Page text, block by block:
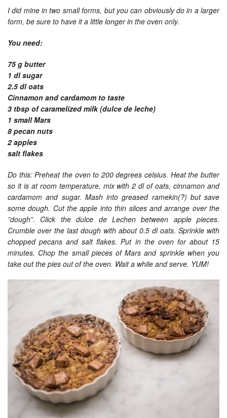
I did mine in two small forms, but you can obviously do in a larger
form, be sure to have it a little longer in the oven only.
You need:
75 g butter
1 dl sugar
2.5 dl oats
Cinnamon and cardamom to taste
3 tbsp of caramelized milk (dulce de leche)
1 small Mars
8 pecan nuts
2 apples
salt flakes
Do this: Preheat the oven to 200 degrees celsius. Heat the butter
so it is at room temperature, mix with 2 dl of oats, cinnamon and
cardamom and sugar. Mash into greased ramekin(?) but save
some dough. Cut the apple into thin slices and arrange over the
”dough”. Click the dulce de Lechen between apple pieces.
Crumble over the last dough with about 0.5 dl oats. Sprinkle with
chopped pecans and salt flakes. Put in the oven for about 15
minutes. Chop the small pieces of Mars and sprinkle when you
take out the pies out of the oven. Wait a while and serve. YUM!